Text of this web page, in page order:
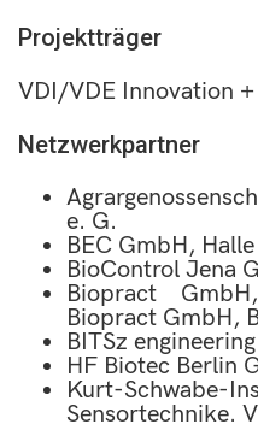
Projektträger
VDI/VDE Innovation
Netzwerkpartner
e. G.
BEC GmbH, Halle
BioControl Jena
Biopract
Biopract GmbH,
BITSz
HF Biotec Berlin
Kurt-
Sensortechnike.